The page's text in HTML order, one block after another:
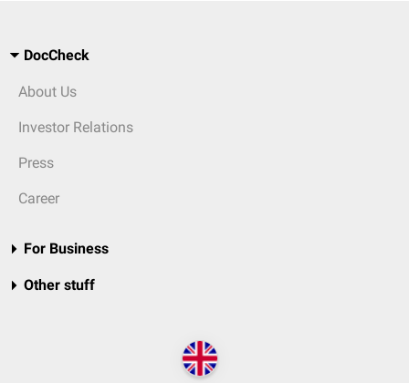
DocCheck
About Us
Investor Relations
Press
Career
For Business
Other stuff